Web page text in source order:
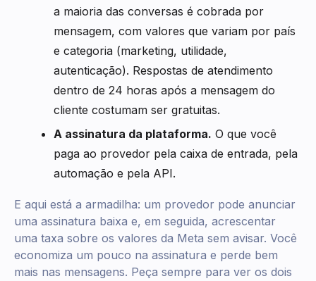
a maioria das conversas é cobrada por
mensagem, com valores que variam por país
e categoria (marketing, utilidade,
autenticação). Respostas de atendimento
dentro de 24 horas após a mensagem do
cliente costumam ser gratuitas.
A assinatura da plataforma. O que você
paga ao provedor pela caixa de entrada, pela
automação e pela API.
E aqui está a armadilha: um provedor pode anunciar
uma assinatura baixa e, em seguida, acrescentar
uma taxa sobre os valores da Meta sem avisar. Você
economiza um pouco na assinatura e perde bem
mais nas mensagens. Peça sempre para ver os dois